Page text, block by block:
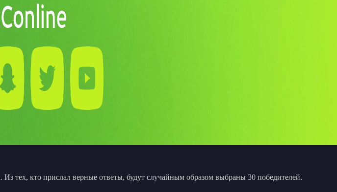
. Из тех, кто прислал верные ответы, будут случайным образом выбраны 30 победителей.